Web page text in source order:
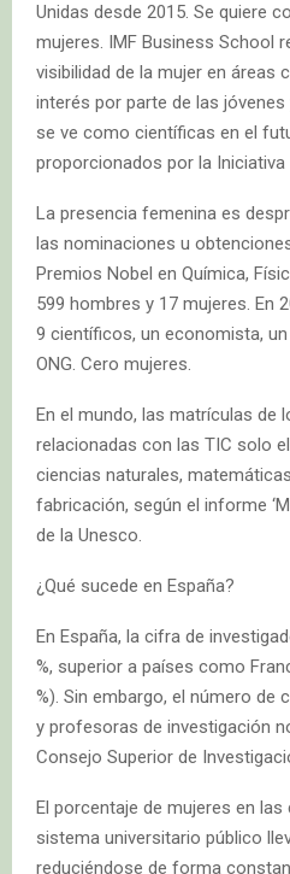
Unidas desde 2015. Se quiere
mujeres. IMF Business School
visibilidad de la mujer en áreas
interés por parte de las jóvenes
se ve como científicas en el
proporcionados por la Iniciativa
La presencia femenina es
las nominaciones u
Premios Nobel en Química,
599 hombres y 17 mujeres. En
9 científicos, un economista,
ONG. Cero mujeres.
En el mundo, las matrículas de
relacionadas con las TIC solo
ciencias naturales,
fabricación, según el informe
de la Unesco.
¿Qué sucede en España?
En España, la cifra de
%, superior a países como
%). Sin embargo, el número de
y profesoras de investigación
Consejo Superior de
El porcentaje de mujeres en
sistema universitario público
reduciéndose de forma